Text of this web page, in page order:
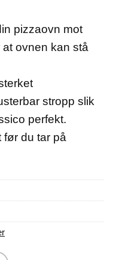
pizzaovn mot
ovnen kan stå
stropp slik
perfekt.
før du tar på